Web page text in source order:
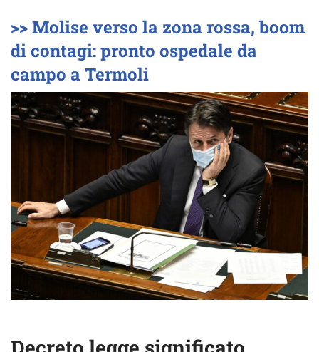
>> Molise verso la zona rossa, boom
di contagi: pronto ospedale da
campo a Termoli